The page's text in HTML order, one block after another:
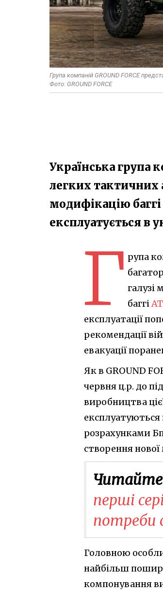
Група компаній GROUND FORCE
Фото: GROUND FORCE
Українська група
легких тактичних
модифікацію
експлуатується в
Г рупа
галузі
баггі
експлуатації
рекомендації
евакуації
Як в GROUND
червня ц.р. до
виробництва
розрахунками
створення нової
перші
потреби
Головною
найбільш
компонування